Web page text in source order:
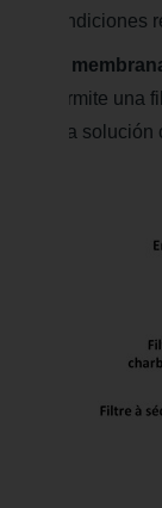
condiciones
permite una
una